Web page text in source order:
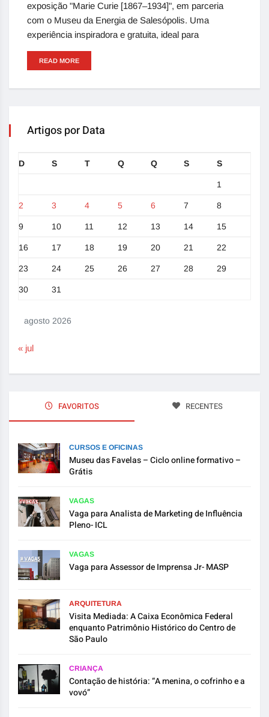
exposição "Marie Curie [1867–1934]", em parceria
com o Museu da Energia de Salesópolis. Uma
experiência inspiradora e gratuita, ideal para
READ MORE
Artigos por Data
agosto 2026
D S T Q Q S S
1
2 3 4 5 6 7 8
9 10 11 12 13 14 15
16 17 18 19 20 21 22
23 24 25 26 27 28 29
30 31
« jul
FAVORITOS RECENTES
CURSOS E OFICINAS
Museu das Favelas – Ciclo online formativo –
Grátis
VAGAS
Vaga para Analista de Marketing de Influência
Pleno- ICL
VAGAS
Vaga para Assessor de Imprensa Jr- MASP
ARQUITETURA
Visita Mediada: A Caixa Econômica Federal
enquanto Patrimônio Histórico do Centro de
São Paulo
CRIANÇA
Contação de história: “A menina, o cofrinho e a
vovó”